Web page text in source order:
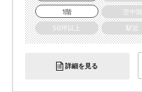
1階
空中階
50坪以上
駅近
詳細を見る